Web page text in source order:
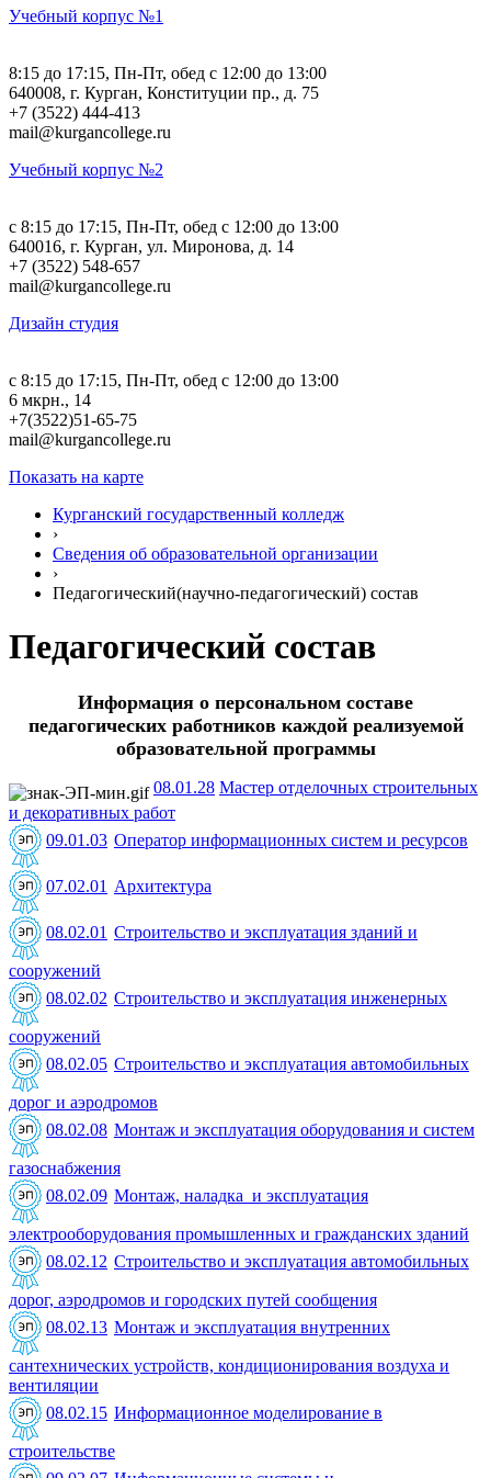
Учебный корпус №1
8:15 до 17:15, Пн-Пт, обед с 12:00 до 13:00
640008, г. Курган, Конституции пр., д. 75
+7 (3522) 444-413
mail@kurgancollege.ru
Учебный корпус №2
c 8:15 до 17:15, Пн-Пт, обед с 12:00 до 13:00
640016, г. Курган, ул. Миронова, д. 14
+7 (3522) 548-657
mail@kurgancollege.ru
Дизайн студия
c 8:15 до 17:15, Пн-Пт, обед с 12:00 до 13:00
6 мкрн., 14
+7(3522)51-65-75
mail@kurgancollege.ru
Показать на карте
Курганский государственный колледж
›
Сведения об образовательной организации
›
Педагогический(научно-педагогический) состав
Педагогический состав
Информация о персональном составе
педагогических работников каждой реализуемой
образовательной программы
08.01.28 Мастер отделочных строительных
и декоративных работ
09.01.03 Оператор информационных систем и ресурсов
07.02.01 Архитектура
08.02.01 Строительство и эксплуатация зданий и
сооружений
08.02.02 Строительство и эксплуатация инженерных
сооружений
08.02.05 Строительство и эксплуатация автомобильных
дорог и аэродромов
08.02.08 Монтаж и эксплуатация оборудования и систем
газоснабжения
08.02.09 Монтаж, наладка и эксплуатация
электрооборудования промышленных и гражданских зданий
08.02.12 Строительство и эксплуатация автомобильных
дорог, аэродромов и городских путей сообщения
08.02.13 Монтаж и эксплуатация внутренних
сантехнических устройств, кондиционирования воздуха и
вентиляции
08.02.15 Информационное моделирование в
строительстве